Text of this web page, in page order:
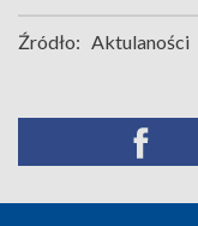
Źródło: Aktulaności